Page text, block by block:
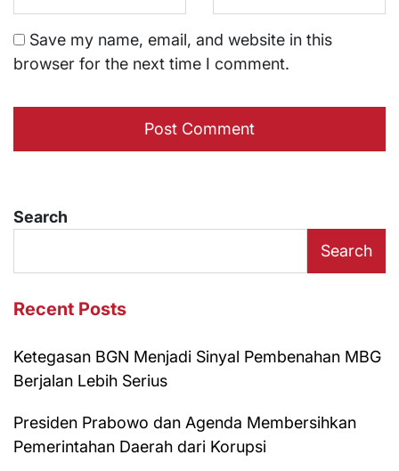
Save my name, email, and website in this
browser for the next time I comment.
Search
Search
Recent Posts
Ketegasan BGN Menjadi Sinyal Pembenahan MBG
Berjalan Lebih Serius
Presiden Prabowo dan Agenda Membersihkan
Pemerintahan Daerah dari Korupsi